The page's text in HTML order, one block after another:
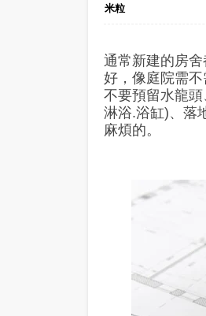
米粒
通常新建的房
好，像庭院需
不要預留水龍
淋浴.浴缸)、落
麻煩的。